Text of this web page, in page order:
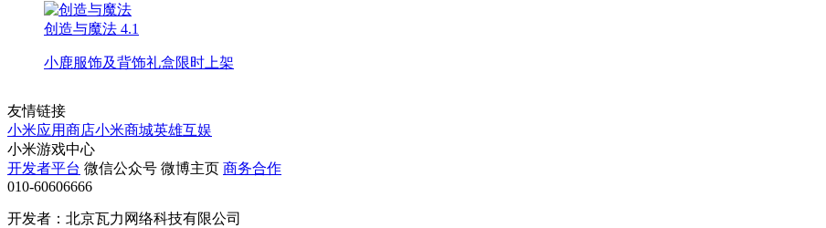
创造与魔法 4.1
小鹿服饰及背饰礼盒限时上架
友情链接
小米应用商店小米商城英雄互娱
小米游戏中心
开发者平台 微信公众号 微博主页 商务合作
010-60606666
开发者：北京瓦力网络科技有限公司